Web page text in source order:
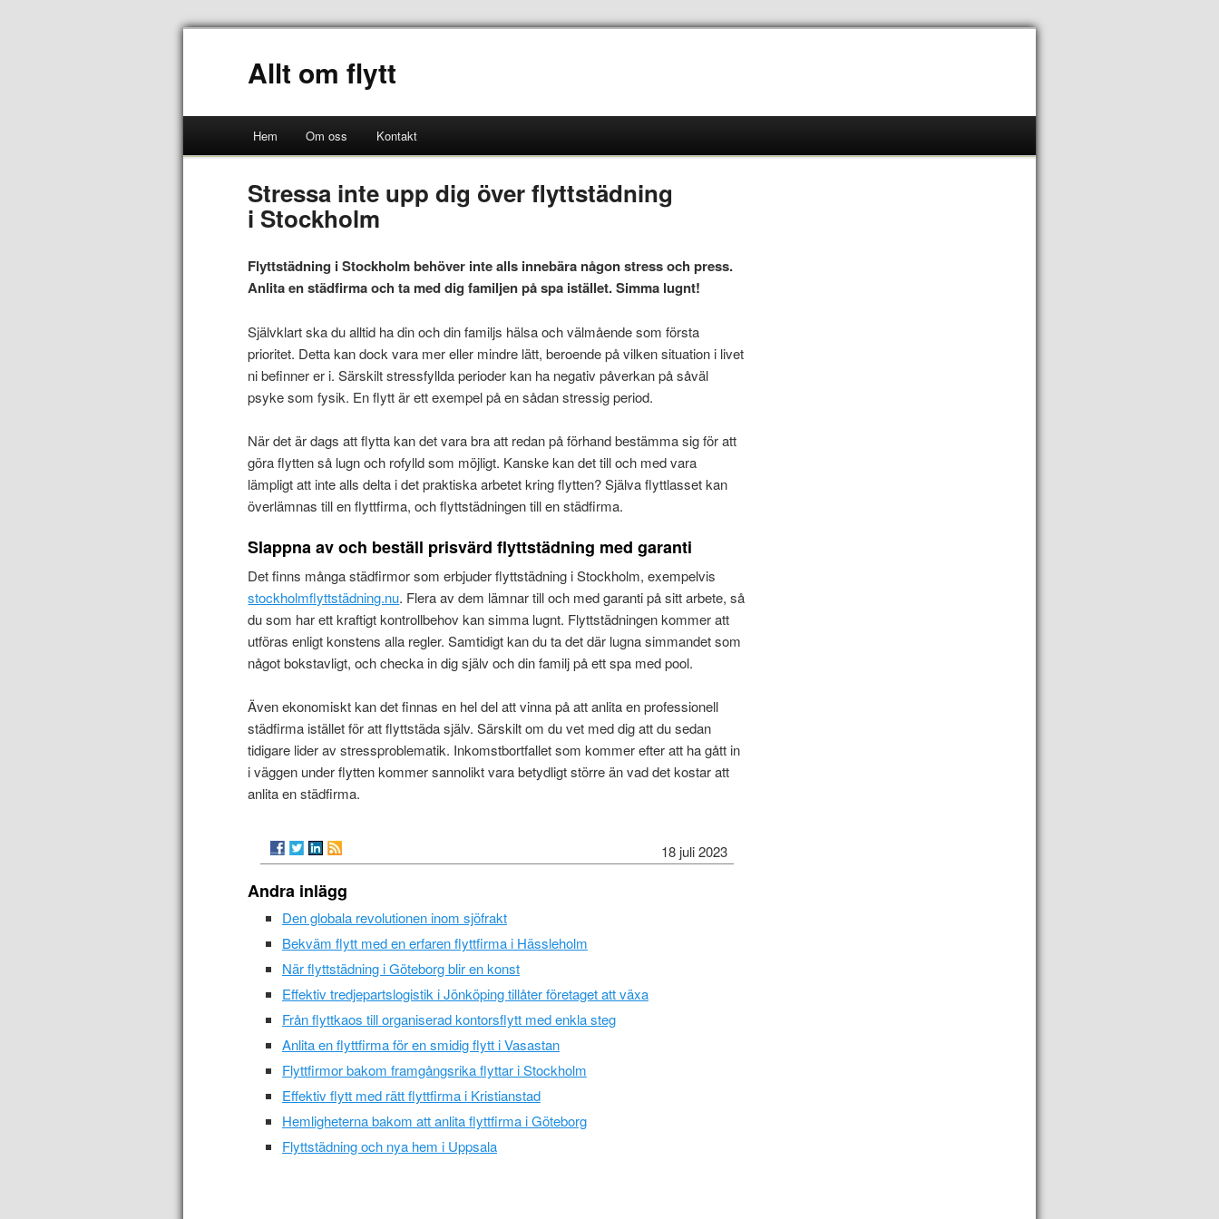
Allt om flytt
Hem Om oss Kontakt
Stressa inte upp dig över flyttstädning
i Stockholm
Flyttstädning i Stockholm behöver inte alls innebära någon stress och press.
Anlita en städfirma och ta med dig familjen på spa istället. Simma lugnt!
Självklart ska du alltid ha din och din familjs hälsa och välmående som första
prioritet. Detta kan dock vara mer eller mindre lätt, beroende på vilken situation i livet
ni befinner er i. Särskilt stressfyllda perioder kan ha negativ påverkan på såväl
psyke som fysik. En flytt är ett exempel på en sådan stressig period.
När det är dags att flytta kan det vara bra att redan på förhand bestämma sig för att
göra flytten så lugn och rofylld som möjligt. Kanske kan det till och med vara
lämpligt att inte alls delta i det praktiska arbetet kring flytten? Själva flyttlasset kan
överlämnas till en flyttfirma, och flyttstädningen till en städfirma.
Slappna av och beställ prisvärd flyttstädning med garanti
Det finns många städfirmor som erbjuder flyttstädning i Stockholm, exempelvis
stockholmflyttstädning.nu. Flera av dem lämnar till och med garanti på sitt arbete, så
du som har ett kraftigt kontrollbehov kan simma lugnt. Flyttstädningen kommer att
utföras enligt konstens alla regler. Samtidigt kan du ta det där lugna simmandet som
något bokstavligt, och checka in dig själv och din familj på ett spa med pool.
Även ekonomiskt kan det finnas en hel del att vinna på att anlita en professionell
städfirma istället för att flyttstäda själv. Särskilt om du vet med dig att du sedan
tidigare lider av stressproblematik. Inkomstbortfallet som kommer efter att ha gått in
i väggen under flytten kommer sannolikt vara betydligt större än vad det kostar att
anlita en städfirma.
18 juli 2023
Andra inlägg
Den globala revolutionen inom sjöfrakt
Bekväm flytt med en erfaren flyttfirma i Hässleholm
När flyttstädning i Göteborg blir en konst
Effektiv tredjepartslogistik i Jönköping tillåter företaget att växa
Från flyttkaos till organiserad kontorsflytt med enkla steg
Anlita en flyttfirma för en smidig flytt i Vasastan
Flyttfirmor bakom framgångsrika flyttar i Stockholm
Effektiv flytt med rätt flyttfirma i Kristianstad
Hemligheterna bakom att anlita flyttfirma i Göteborg
Flyttstädning och nya hem i Uppsala